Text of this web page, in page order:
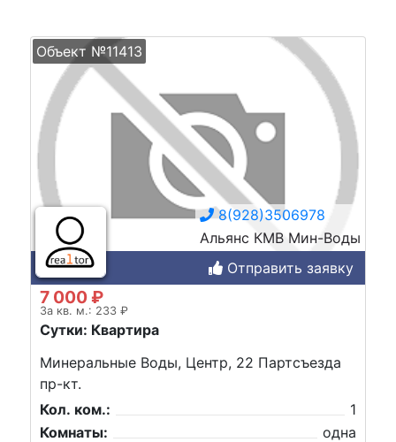
Объект №11413
8(928)3506978
Альянс КМВ Мин-Воды
Отправить заявку
7 000 ₽
За кв. м.: 233 ₽
Сутки: Квартира
Минеральные Воды, Центр, 22 Партсъезда
пр-кт.
Кол. ком.:
1
Комнаты:
одна